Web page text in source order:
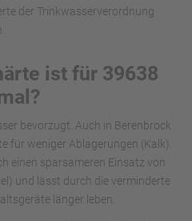
der Trinkwasserverordnung
ist für 39638
bevorzugt. Auch in Berenbrock
für weniger Ablagerungen (Kalk).
einen sparsameren Einsatz von
und lässt durch die verminderte
länger leben.